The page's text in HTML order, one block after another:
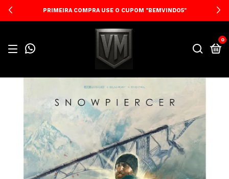
PRIMEIRA COMPRA USE O CUPOM "BEMVINDO5"
0